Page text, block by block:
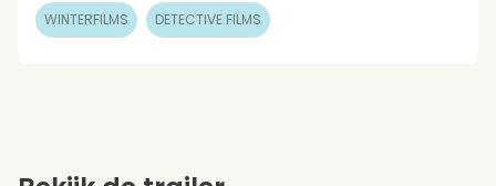
WINTERFILMS DETECTIVE FILMS